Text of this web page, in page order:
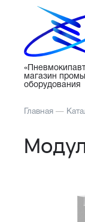
магазин
оборудования
Главная —